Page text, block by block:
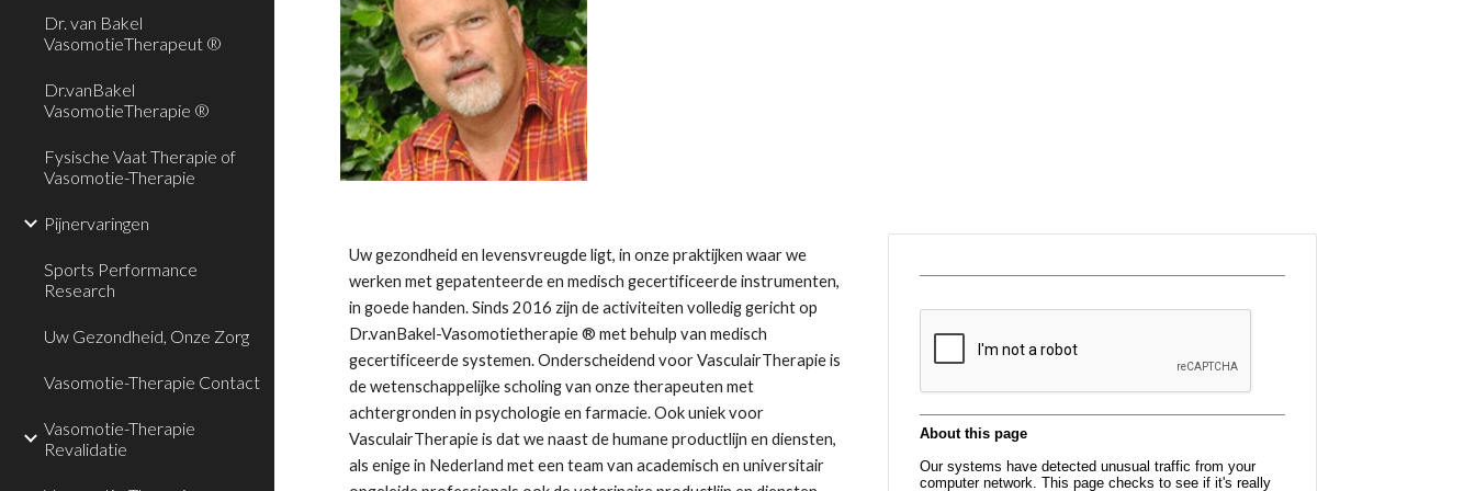
Dr. van Bakel
VasomotieTherapeut ®
Dr.vanBakel
VasomotieTherapie ®
Fysische Vaat Therapie of
Vasomotie-Therapie
Pijnervaringen
Sports Performance
Research
Uw Gezondheid, Onze Zorg
Vasomotie-Therapie Contact
Vasomotie-Therapie
Revalidatie
Uw gezondheid en levensvreugde ligt, in onze praktijken waar we
werken met gepatenteerde en medisch gecertificeerde instrumenten,
in goede handen. Sinds 2016 zijn de activiteiten volledig gericht op
Dr.vanBakel-Vasomotietherapie ® met behulp van medisch
gecertificeerde systemen. Onderscheidend voor VasculairTherapie is
de wetenschappelijke scholing van onze therapeuten met
achtergronden in psychologie en farmacie. Ook uniek voor
VasculairTherapie is dat we naast de humane productlijn en diensten,
als enige in Nederland met een team van academisch en universitair